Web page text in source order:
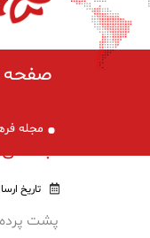
صفحه
مجله
تاریخ
پشت